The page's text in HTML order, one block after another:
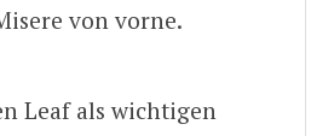
von vorne.
Leaf als wichtigen